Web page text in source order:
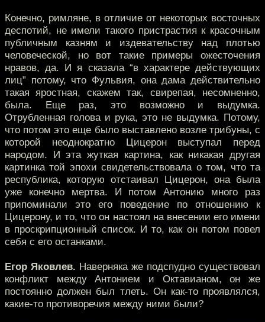
Конечно, римляне, в отличие от некоторых восточных
деспотий, не имели такого пристрастия к красочным
публичным казням и издевательству над плотью
человеческой, но вот такие примеры ожесточения
нравов, да. И я сказала “в характере действующих
лиц” потому, что Фульвия, она дама действительно
такая яростная, скажем так, свирепая, несомненно,
была. Еще раз, это возможно и выдумка.
Отрубленная голова и рука, это не выдумка. Потому,
что потом это еще было выставлено возле трибуны, с
которой неоднократно Цицерон выступал перед
народом. И эта жуткая картина, как никакая другая
картинка той эпохи свидетельствовала о том, что та
республика, которую отстаивал Цицерон, она была
уже конечно мертва. И потом Антонию много раз
припоминали это его поведение по отношению к
Цицерону, и то, что он настоял на внесении его имени
в проскрипционный список. И то, как он потом повел
себя с его останками.
Егор Яковлев. Наверняка же подспудно существовал
конфликт между Антонием и Октавианом, он же
постоянно должен был тлеть. Он как-то проявлялся,
какие-то противоречия между ними были?